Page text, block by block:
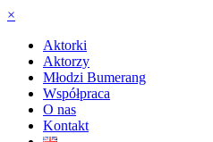
×
Aktorki
Aktorzy
Młodzi Bumerang
Współpraca
O nas
Kontakt